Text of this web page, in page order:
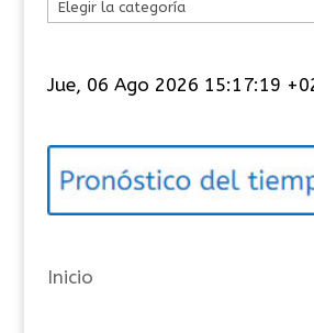
e
o
í
s
Jue, 06 Ago 2026 15:17:20
Inicio